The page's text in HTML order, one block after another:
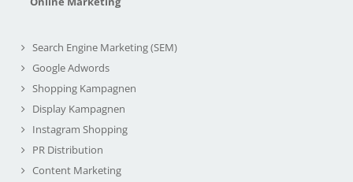
Search Engine Marketing (SEM)
Google Adwords
Shopping Kampagnen
Display Kampagnen
Instagram Shopping
PR Distribution
Content Marketing